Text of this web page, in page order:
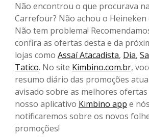
Não encontrou o que procurava
Carrefour? Não achou o Heineken
Não tem problema!
confira as ofertas desta e da
lojas como Assaí Atacadista, Dia,
Tatico. No site Kimbino.com.br,
resumo diário das promoções
avisado sobre as melhores
nosso aplicativo Kimbino app e
notificaremos sobre os novos
promoções!